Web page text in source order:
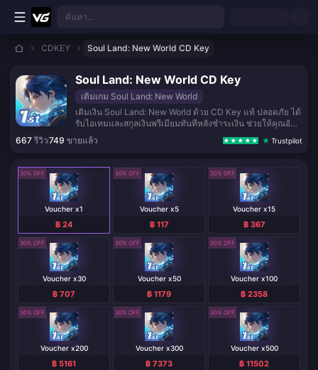
ข้ามไปเนื้อหาหลัก
ค้นหา...
CDKEY Soul Land: New World CD Key
Soul Land: New World CD Key
เติมเกม Soul Land: New World
เติมเงิน Soul Land: New World ด้วย CD Key แท้ ปลอดภัย ได้
รับไอเทมและสกุลเงินพรีเมียมทันทีหลังชำระเงิน ช่วยให้คุณอัป
เกรดตัวละครและก้าวสู่ความเป็นหนึ่งในโลกวิญญาจารย์ได้
รวดเร็วยิ่งขึ้น
667รีวิว749 ขายแล้ว Trustpilot
30% OFF
Voucher x1
฿ 24
30% OFF
Voucher x5
฿ 117
30% OFF
Voucher x15
฿ 367
30% OFF
Voucher x30
฿ 707
30% OFF
Voucher x50
฿ 1179
30% OFF
Voucher x100
฿ 2358
30% OFF
Voucher x200
฿ 5161
30% OFF
Voucher x300
฿ 7373
30% OFF
Voucher x500
฿ 11502